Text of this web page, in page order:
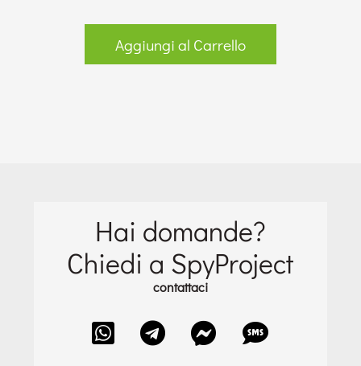
Aggiungi al Carrello
Hai domande?
Chiedi a SpyProject
contattaci